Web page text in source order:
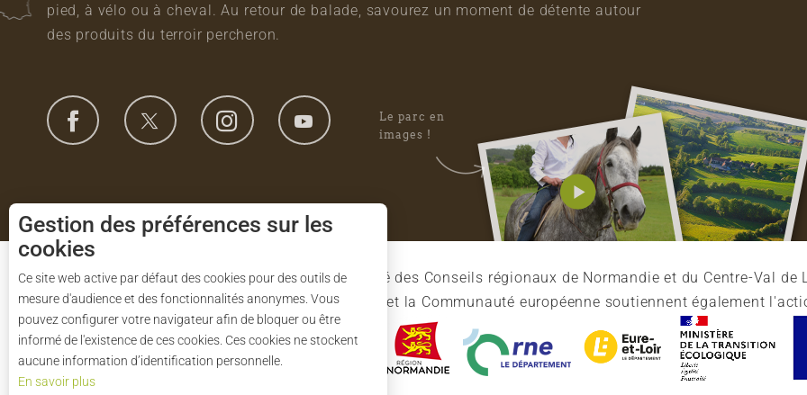
pied, à vélo ou à cheval. Au retour de balade, savourez un moment de détente autour
des produits du terroir percheron.
Le parc en
images !
Le Syndicat Mixte de gestion du Parc est composé des Conseils régionaux de Normandie et du Centre-Val de
l'Eure-et-Loir et des 91 communes du Parc. L'Etat et la Communauté européenne soutiennent également
Gestion des préférences sur les
cookies
Ce site web active par défaut des cookies pour des outils de
mesure d'audience et des fonctionnalités anonymes. Vous
pouvez configurer votre navigateur afin de bloquer ou être
informé de l'existence de ces cookies. Ces cookies ne stockent
aucune information d’identification personnelle.
En savoir plus